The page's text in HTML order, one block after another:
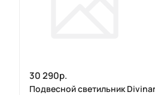
30 290р.
Подвесной светильник